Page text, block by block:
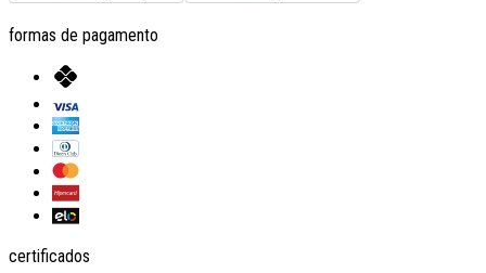
formas de pagamento
certificados